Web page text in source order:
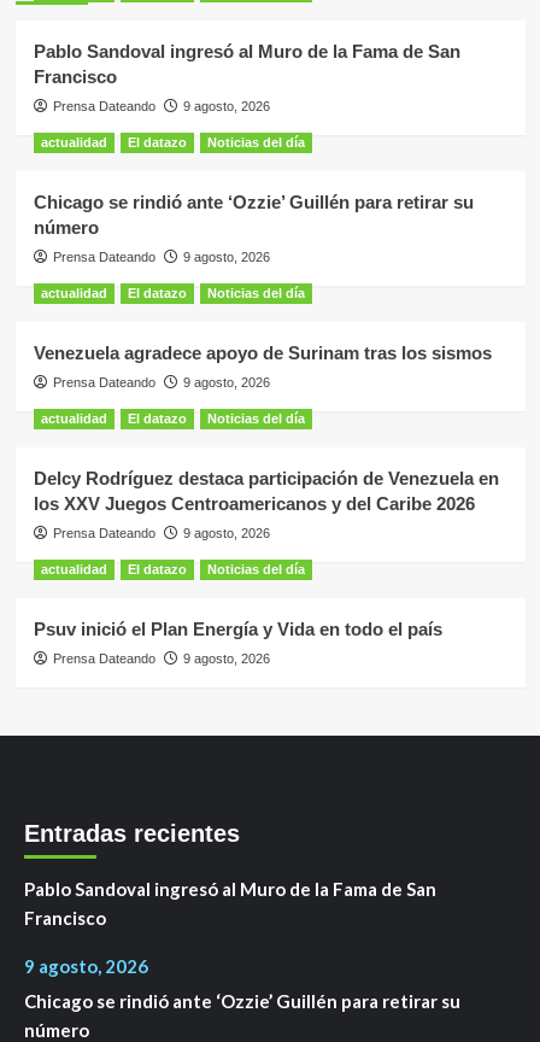
Pablo Sandoval ingresó al Muro de la Fama de San
Francisco
Prensa Dateando 9 agosto, 2026
actualidad El datazo Noticias del día
Chicago se rindió ante ‘Ozzie’ Guillén para retirar su
número
Prensa Dateando 9 agosto, 2026
actualidad El datazo Noticias del día
Venezuela agradece apoyo de Surinam tras los sismos
Prensa Dateando 9 agosto, 2026
actualidad El datazo Noticias del día
Delcy Rodríguez destaca participación de Venezuela en
los XXV Juegos Centroamericanos y del Caribe 2026
Prensa Dateando 9 agosto, 2026
actualidad El datazo Noticias del día
Psuv inició el Plan Energía y Vida en todo el país
Prensa Dateando 9 agosto, 2026
Entradas recientes
Pablo Sandoval ingresó al Muro de la Fama de San
Francisco
9 agosto, 2026
Chicago se rindió ante ‘Ozzie’ Guillén para retirar su
número